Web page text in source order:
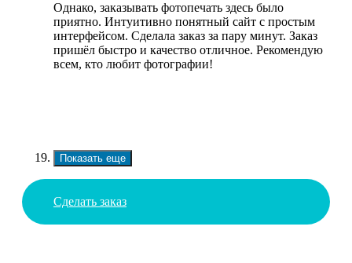
Однако, заказывать фотопечать здесь было
приятно. Интуитивно понятный сайт с простым
интерфейсом. Сделала заказ за пару минут. Заказ
пришёл быстро и качество отличное. Рекомендую
всем, кто любит фотографии!
Показать еще
Сделать заказ